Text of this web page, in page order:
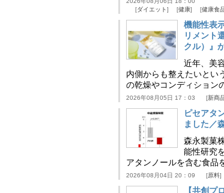
ダイエット
健康 健康食
機能性表
リメント
クル）』
近年、美
内側からも整えたいとい
の乾燥やコンディション
2026年08月05日 17：03 新商
ピセアタ
ました／
森永製菓
能性研究
アタンノールを含む食品
2026年08月04日 20：09 原料
【共創プ